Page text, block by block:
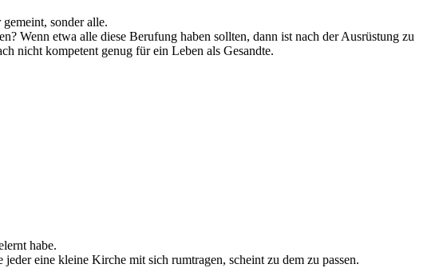
sonder alle.
Wenn etwa alle diese Berufung haben sollten, dann ist nach der Ausrüstung zu
nicht kompetent genug für ein Leben als Gesandte.
habe.
eine kleine Kirche mit sich rumtragen, scheint zu dem zu passen.